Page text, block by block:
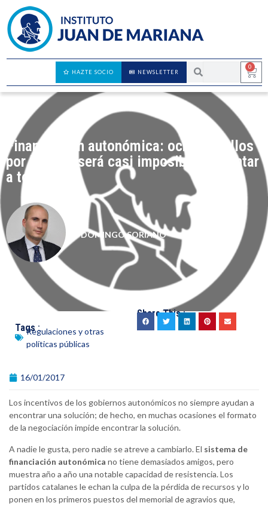
0
NEWSLETTER
HAZTE SOCIO
Financiación autonómica: ocho escollos
por los que será casi imposible contentar
a todos
DOMINGO SORIANO
Tags :
Regulaciones y otras
políticas públicas
Share This :
16/01/2017
Los incentivos de los gobiernos autonómicos no siempre ayudan a
encontrar una solución; de hecho, en muchas ocasiones el formato
de la negociación impide encontrar la solución.
A nadie le gusta, pero nadie se atreve a cambiarlo. El sistema de
financiación autonómica no tiene demasiados amigos, pero
muestra año a año una notable capacidad de resistencia. Los
partidos catalanes le echan la culpa de la pérdida de recursos y lo
ponen en los primeros puestos del memorial de agravios que,